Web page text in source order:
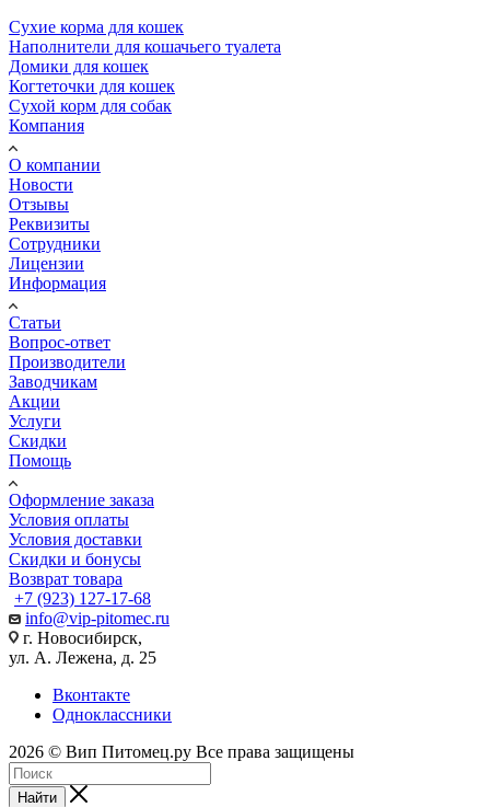
Сухие корма для кошек
Наполнители для кошачьего туалета
Домики для кошек
Когтеточки для кошек
Сухой корм для собак
Компания
О компании
Новости
Отзывы
Реквизиты
Сотрудники
Лицензии
Информация
Статьи
Вопрос-ответ
Производители
Заводчикам
Акции
Услуги
Скидки
Помощь
Оформление заказа
Условия оплаты
Условия доставки
Скидки и бонусы
Возврат товара
+7 (923) 127-17-68
info@vip-pitomec.ru
г. Новосибирск,
ул. А. Лежена, д. 25
Вконтакте
Одноклассники
2026 © Вип Питомец.ру Все права защищены
Найти